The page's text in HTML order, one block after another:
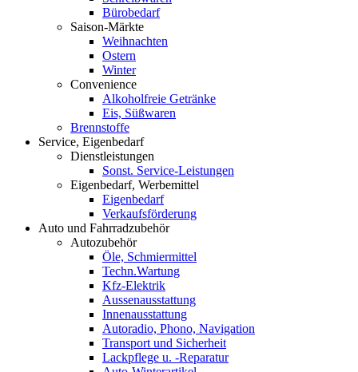
Bürobedarf
Saison-Märkte
Weihnachten
Ostern
Winter
Convenience
Alkoholfreie Getränke
Eis, Süßwaren
Brennstoffe
Service, Eigenbedarf
Dienstleistungen
Sonst. Service-Leistungen
Eigenbedarf, Werbemittel
Eigenbedarf
Verkaufsförderung
Auto und Fahrradzubehör
Autozubehör
Öle, Schmiermittel
Techn.Wartung
Kfz-Elektrik
Aussenausstattung
Innenausstattung
Autoradio, Phono, Navigation
Transport und Sicherheit
Lackpflege u. -Reparatur